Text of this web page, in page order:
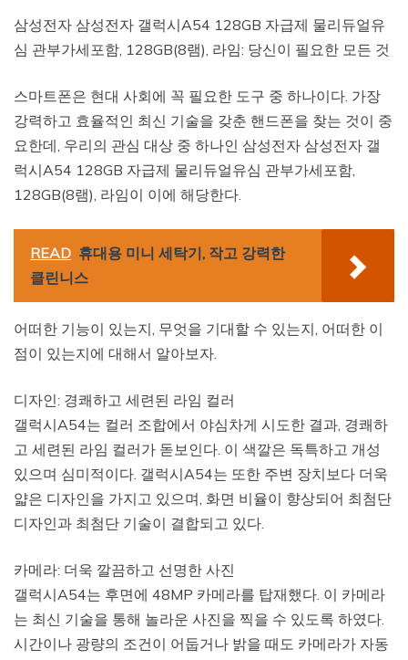
삼성전자 삼성전자 갤럭시A54 128GB 자급제 물리듀얼유
심 관부가세포함, 128GB(8램), 라임: 당신이 필요한 모든 것
스마트폰은 현대 사회에 꼭 필요한 도구 중 하나이다. 가장
강력하고 효율적인 최신 기술을 갖춘 핸드폰을 찾는 것이 중
요한데, 우리의 관심 대상 중 하나인 삼성전자 삼성전자 갤
럭시A54 128GB 자급제 물리듀얼유심 관부가세포함,
128GB(8램), 라임이 이에 해당한다.
READ 휴대용 미니 세탁기, 작고 강력한
클린니스
어떠한 기능이 있는지, 무엇을 기대할 수 있는지, 어떠한 이
점이 있는지에 대해서 알아보자.
디자인: 경쾌하고 세련된 라임 컬러
갤럭시A54는 컬러 조합에서 야심차게 시도한 결과, 경쾌하
고 세련된 라임 컬러가 돋보인다. 이 색깔은 독특하고 개성
있으며 심미적이다. 갤럭시A54는 또한 주변 장치보다 더욱
얇은 디자인을 가지고 있으며, 화면 비율이 향상되어 최첨단
디자인과 최첨단 기술이 결합되고 있다.
카메라: 더욱 깔끔하고 선명한 사진
갤럭시A54는 후면에 48MP 카메라를 탑재했다. 이 카메라
는 최신 기술을 통해 놀라운 사진을 찍을 수 있도록 하였다.
시간이나 광량의 조건이 어둡거나 밝을 때도 카메라가 자동